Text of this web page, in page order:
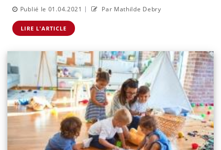
Publié le 01.04.2021 | Par Mathilde Debry
LIRE L'ARTICLE